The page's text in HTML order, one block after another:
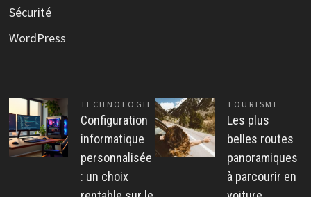
Sécurité
WordPress
TECHNOLOGIE
Configuration
informatique
personnalisée
: un choix
TOURISME
Les plus
belles routes
panoramiques
à parcourir en